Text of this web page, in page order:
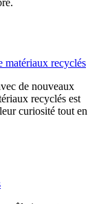
matériaux recyclés
de nouveaux
recyclés est
curiosité tout en